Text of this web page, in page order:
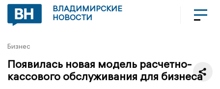
ВЛАДИМИРСКИЕ
НОВОСТИ
Бизнес
Появилась новая модель расчетно-
кассового обслуживания для бизнеса